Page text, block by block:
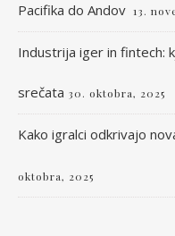
Pacifika do Andov 13.
Industrija iger in fintech:
srečata 30. oktobra, 2025
Kako igralci odkrivajo
oktobra, 2025